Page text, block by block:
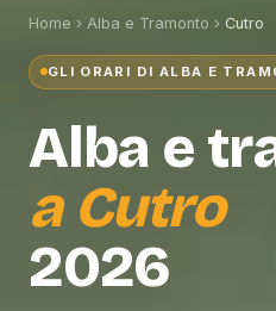
Home › Alba e Tramonto › Cutro
GLI ORARI DI ALBA E
Alba e
a Cutro
2026